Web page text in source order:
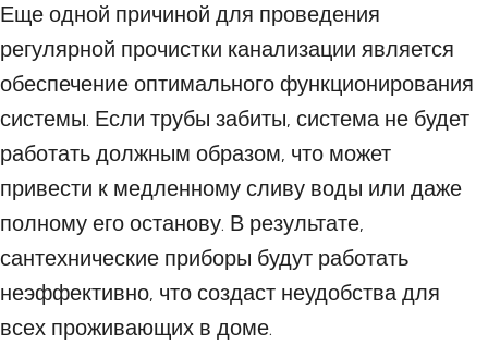
Еще одной причиной для проведения
регулярной прочистки канализации является
обеспечение оптимального функционирования
системы. Если трубы забиты, система не будет
работать должным образом, что может
привести к медленному сливу воды или даже
полному его останову. В результате,
сантехнические приборы будут работать
неэффективно, что создаст неудобства для
всех проживающих в доме.